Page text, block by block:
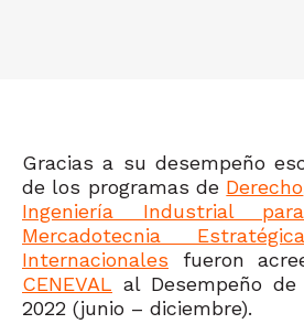
Gracias a su desempeño
de los programas de Derecho
Ingeniería Industrial
Mercadotecnia Estratégica
Internacionales fueron
CENEVAL al Desempeño de
2022 (junio – diciembre).